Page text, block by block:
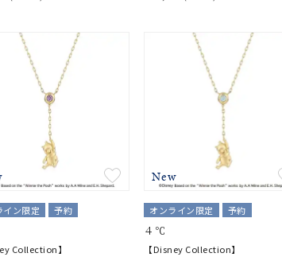
ステンレス
ホワイトカラー トリプルカラー その他
4月の誕生石
9月の誕生石 10月の誕生石 11月の誕生石
イン限定 予約
Collection】
New
オンライン限定 予約
４℃
【Disney Collection】